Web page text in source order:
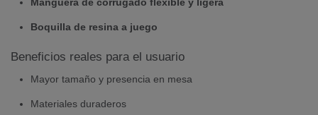
Boquilla de resina a juego
Beneficios reales para el usuario
Mayor tamaño y presencia en mesa
Materiales duraderos